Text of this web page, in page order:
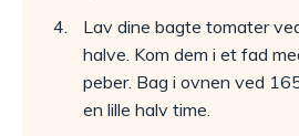
Lav dine bagte tomater
halve. Kom dem i et fad
peber. Bag i ovnen ved
en lille halv time.